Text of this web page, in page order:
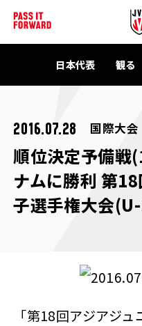
日本代表 観る
2016.07.28 国際大会
順位決定予備戦
ナムに勝利 第
子選手権大会
「第18回アジアジ